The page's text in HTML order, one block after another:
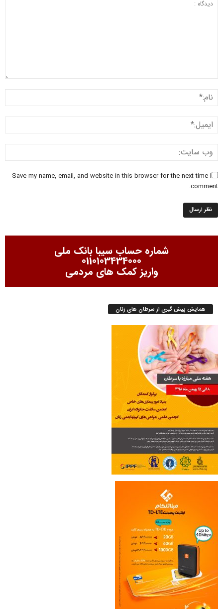
Save my name, email, and website in this browser for the next time I
comment.
شماره حساب سیبا بانک ملی
0110103434000
واریز کمک های مردمی
همایش پیش گیری از سرطان های زنان